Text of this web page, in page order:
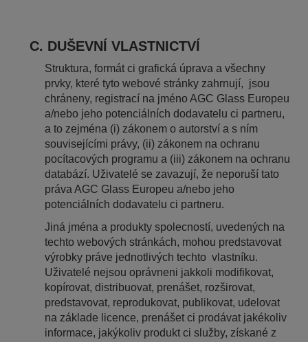
C. DUŠEVNÍ VLASTNICTVÍ
Struktura, formát ci grafická úprava a všechny
prvky, které tyto webové stránky zahrnují, jsou
chráneny, registrací na jméno AGC Glass Europeu
a/nebo jeho potenciálních dodavatelu ci partneru,
a to zejména (i) zákonem o autorství a s ním
souvisejícími právy, (ii) zákonem na ochranu
pocítacových programu a (iii) zákonem na ochranu
databází. Uživatelé se zavazují, že neporuší tato
práva AGC Glass Europeu a/nebo jeho
potenciálních dodavatelu ci partneru.
Jiná jména a produkty spolecností, uvedených na
techto webových stránkách, mohou predstavovat
výrobky práve jednotlivých techto vlastníku.
Uživatelé nejsou oprávneni jakkoli modifikovat,
kopírovat, distribuovat, prenášet, rozširovat,
predstavovat, reprodukovat, publikovat, udelovat
na základe licence, prenášet ci prodávat jakékoliv
informace, jakýkoliv produkt ci služby, získané z